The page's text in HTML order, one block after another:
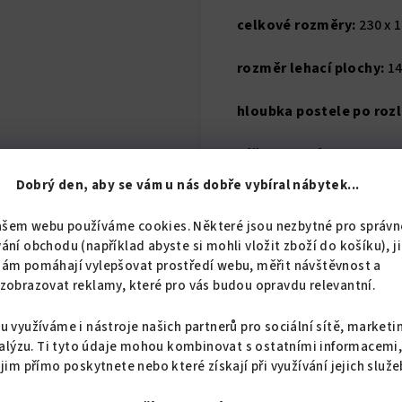
Dobrý den, aby se vám u nás dobře vybíral nábytek...
webu používáme cookies. Některé jsou nezbytné pro
obchodu (například abyste si mohli vložit zboží do košíku),
pomáhají vylepšovat prostředí webu, měřit návštěvnost a
zobrazovat reklamy, které pro vás budou opravdu relevantní.
využíváme i nástroje našich partnerů pro sociální sítě,
Ti tyto údaje mohou kombinovat s ostatními informacemi,
přímo poskytnete nebo které získají při využívání jejich
celkové rozměry: 230 x
rozměr lehací plochy:
hloubka postele po
výška lehací plochy:49
nosnost: 2x120 kg
rošt:lamelový
Představte si, že máte
stylu. S naší sklápěcí
atraktivní nábytek,